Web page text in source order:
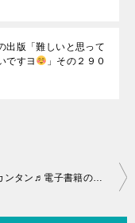
出版「難しいと思って
ですヨ
」その２９０
意外とカンタン♬電子書籍の出版「難しいと思ってたんでしょ！そんなコトないですヨ